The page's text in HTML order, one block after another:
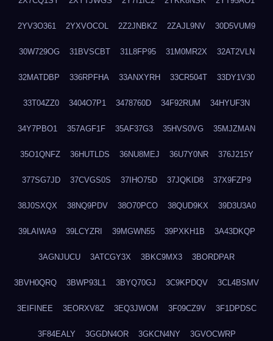
2YV3O361 2YXVOCOL 2Z2JNBKZ 2ZAJL9NV 30D5VUM9
30W729OG 31BVSCBT 31L8FP95 31M0MR2X 32AT2VLN
32MATDBP 336RPFHA 33ANXYRH 33CR504T 33DY1V30
33T04ZZ0 3404O7P1 3478760D 34F92RUM 34HYUF3N
34Y7PBO1 357AGF1F 35AF37G3 35HVS0VG 35MJZMAN
35O1QNFZ 36HUTLDS 36NU8MEJ 36U7Y0NR 376J215Y
377SG7JD 37CVGS0S 37IHO75D 37JQKID8 37X9FZP9
38J0SXQX 38NQ9PDV 38O70PCO 38QUD9KX 39D3U3A0
39LAIWA9 39LCYZRI 39MGWN55 39PXKH1B 3A43DKQP
3AGNJUCU 3ATCGY3X 3BKC9MX3 3BORDPAR
3BVH0QRQ 3BWP93L1 3BYQ70GJ 3C9KPDQV 3CL4BSMV
3EIFINEE 3EORXV8Z 3EQ3JWOM 3F09CZ9V 3F1DPDSC
3F84EALY 3GGDN4OR 3GKCN4NY 3GVOCWRP